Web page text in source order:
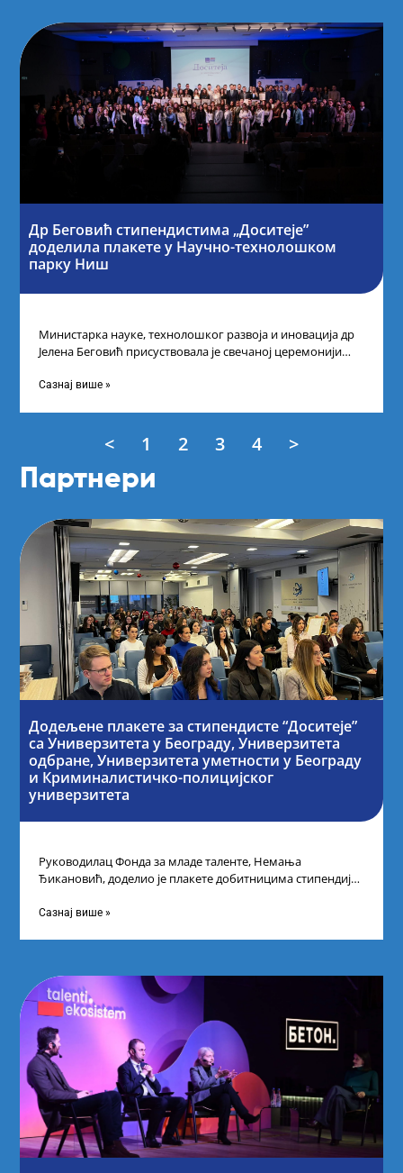
Др Беговић стипендистима „Доситеје”
доделила плакете у Научно-технолошком
парку Ниш
Министарка науке, технолошког развоја и иновација др
Јелена Беговић присуствовала је свечаној церемонији
„Доситеја” Фонда
Сазнај више »
< 1 2 3 4 >
Партнери
Додељене плакете за стипендисте “Доситеје”
са Универзитета у Београду, Универзитета
одбране, Универзитета уметности у Београду
и Криминалистичко-полицијског
универзитета
Руководилац Фонда за младе таленте, Немања
Ђикановић, доделио је плакете добитницима стипендије
технолошком парку
Сазнај више »